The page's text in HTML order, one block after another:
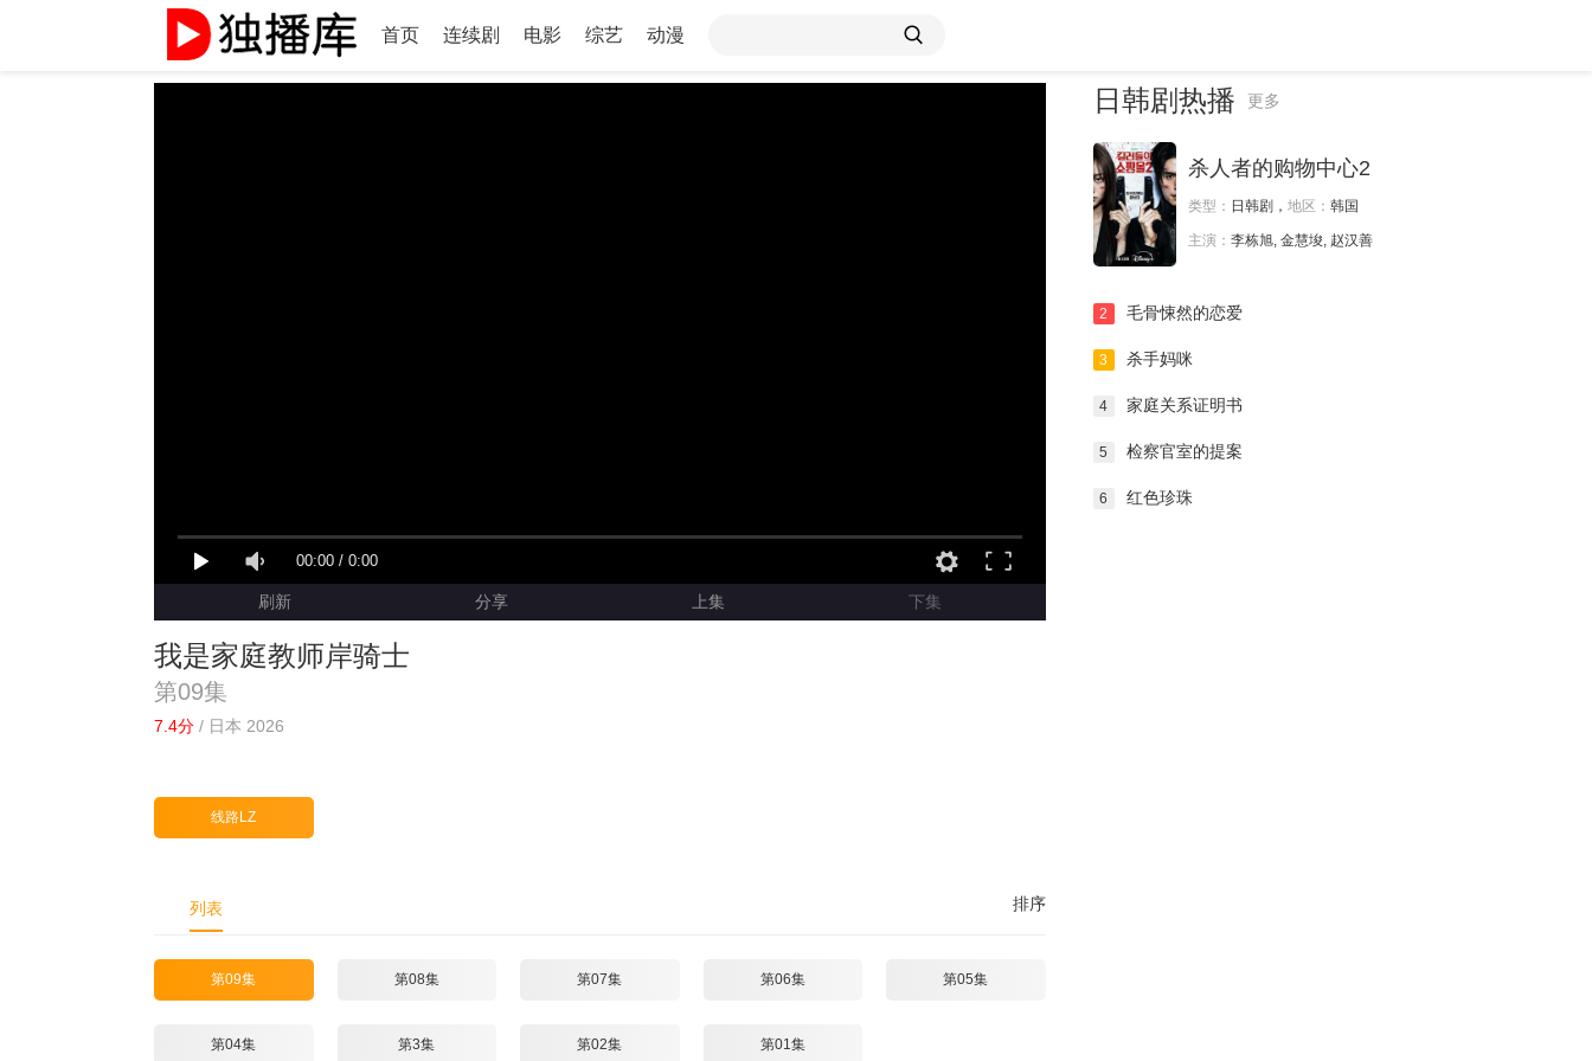
首页 连续剧 电影 综艺 动漫
00:00 / 0:00
刷新 分享 上集 下集
我是家庭教师岸骑士
第09集
7.4分 / 日本 2026
线路LZ
排序
列表
第09集 第08集 第07集 第06集 第05集
第04集 第3集 第02集 第01集
日韩剧热播 更多
杀人者的购物中心2
类型： 日韩剧， 地区： 韩国
主演： 李栋旭, 金慧埈, 赵汉善
2 毛骨悚然的恋爱
3 杀手妈咪
4 家庭关系证明书
5 检察官室的提案
6 红色珍珠